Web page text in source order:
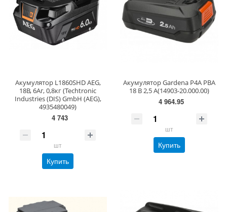
Акумулятор L1860SHD AEG,
18В, 6Аг, 0,8кг (Techtronic
Industries (DIS) GmbH (AEG),
4935480049)
4 743
шт
Купить
Акумулятор Gardena P4A PBA
18 В 2,5 А(14903-20.000.00)
4 964.95
шт
Купить